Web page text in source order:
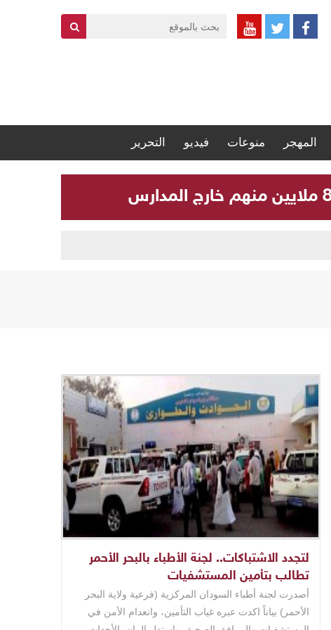
المهجر منوعات فيديو التحرير
لتجدد الاشتباكات.. لجنة الأطباء بالبحر الأحمر
تطالب بتأمين المستشفيات
أصدرت لجنة أطباء السودان المركزية (فرعية ولاية البحر
الأحمر) بياناً اكدت عبره غياب التأمين، وانعدام الأمن في